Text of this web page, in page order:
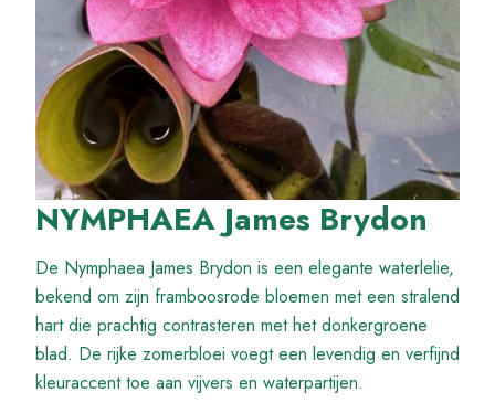
NYMPHAEA James Brydon
De Nymphaea James Brydon is een elegante waterlelie,
bekend om zijn framboosrode bloemen met een stralend
hart die prachtig contrasteren met het donkergroene
blad. De rijke zomerbloei voegt een levendig en verfijnd
kleuraccent toe aan vijvers en waterpartijen.